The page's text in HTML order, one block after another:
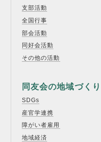
支部活動
全国行事
部会活動
同好会活動
その他の活動
同友会の地域づくり
SDGs
産官学連携
障がい者雇用
地域経済